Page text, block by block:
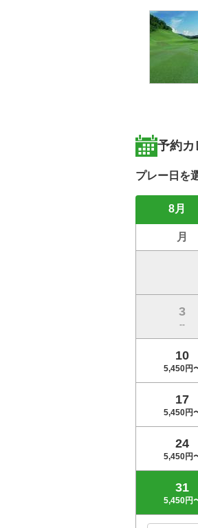
予約カ
プレー日を
8月
月
3
--
10
5,450円
17
5,450円
24
5,450円
31
5,450円